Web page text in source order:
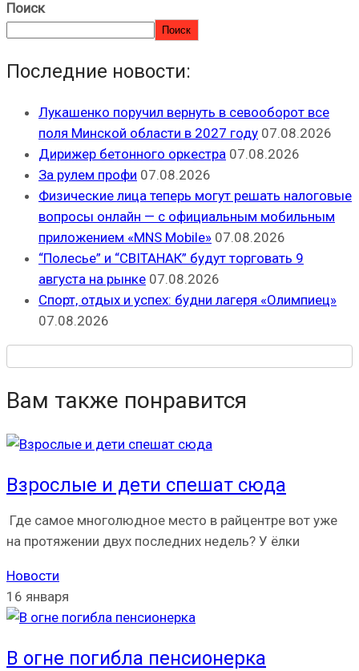
Поиск
Поиск
Последние новости:
Лукашенко поручил вернуть в севооборот все
поля Минской области в 2027 году 07.08.2026
Дирижер бетонного оркестра 07.08.2026
За рулем профи 07.08.2026
Физические лица теперь могут решать налоговые
вопросы онлайн — с официальным мобильным
приложением «MNS Mobile» 07.08.2026
“Полесье” и “СВІТАНАК” будут торговать 9
августа на рынке 07.08.2026
Спорт, отдых и успех: будни лагеря «Олимпиец»
07.08.2026
Вам также понравится
Взрослые и дети спешат сюда
Где самое многолюдное место в райцентре вот уже
на протяжении двух последних недель? У ёлки
Новости
16 января
В огне погибла пенсионерка